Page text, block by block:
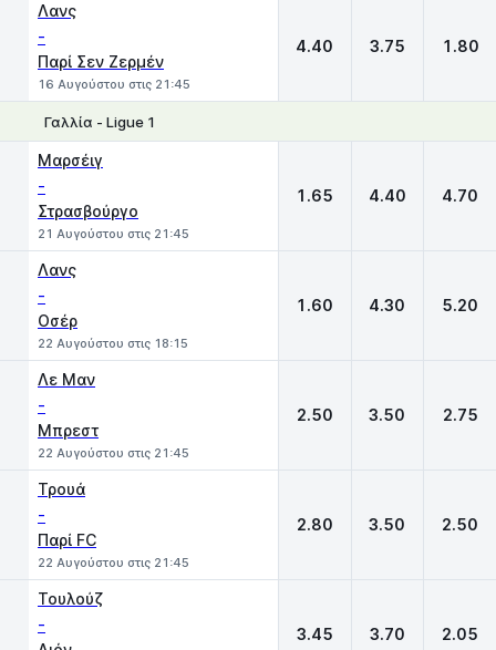
Λανς
-
Παρί Σεν Ζερμέν
16 Αυγούστου στις 21:45
4.40 3.75 1.80
Γαλλία - Ligue 1
Μαρσέιγ
-
Στρασβούργο
21 Αυγούστου στις 21:45
1.65 4.40 4.70
Λανς
-
Οσέρ
22 Αυγούστου στις 18:15
1.60 4.30 5.20
Λε Μαν
-
Μπρεστ
22 Αυγούστου στις 21:45
2.50 3.50 2.75
Τρουά
-
Παρί FC
22 Αυγούστου στις 21:45
2.80 3.50 2.50
Τουλούζ
- 3.45 3.70 2.05